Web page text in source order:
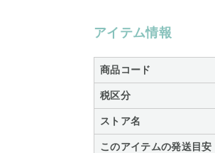
アイテム情報
商品コード
税区分
ストア名
このアイテムの発送目安